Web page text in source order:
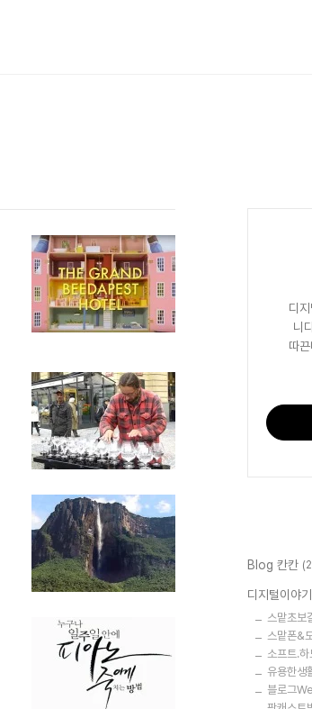
디
니
따
Blog 칸칸
디지털이야기
스맡초보
스맡폰&
소프트.하
유용한생
블로그